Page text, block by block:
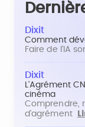
Dixit
Comment
Faire de l'IA
Dixit
L'Agrément
cinéma
Comprendre,
d'agrément